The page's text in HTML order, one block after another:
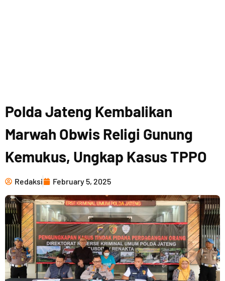
Polda Jateng Kembalikan
Marwah Obwis Religi Gunung
Kemukus, Ungkap Kasus TPPO
Redaksi February 5, 2025